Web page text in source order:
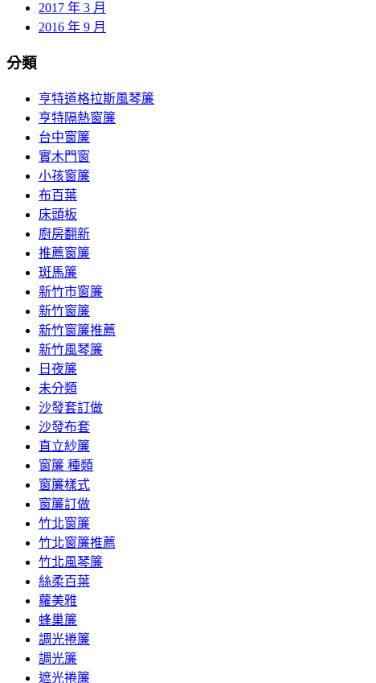
2017 年 3 月
2016 年 9 月
分類
亨特道格拉斯風琴簾
亨特隔熱窗簾
台中窗簾
實木門窗
小孩窗簾
布百葉
床頭板
廚房翻新
推薦窗簾
斑馬簾
新竹市窗簾
新竹窗簾
新竹窗簾推薦
新竹風琴簾
日夜簾
未分類
沙發套訂做
沙發布套
直立紗簾
窗簾 種類
窗簾樣式
窗簾訂做
竹北窗簾
竹北窗簾推薦
竹北風琴簾
絲柔百葉
蘿美雅
蜂巢簾
調光捲簾
調光簾
遮光捲簾